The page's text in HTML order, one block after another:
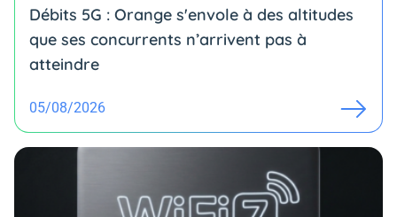
Débits 5G : Orange s'envole à des altitudes
que ses concurrents n’arrivent pas à
atteindre
05/08/2026